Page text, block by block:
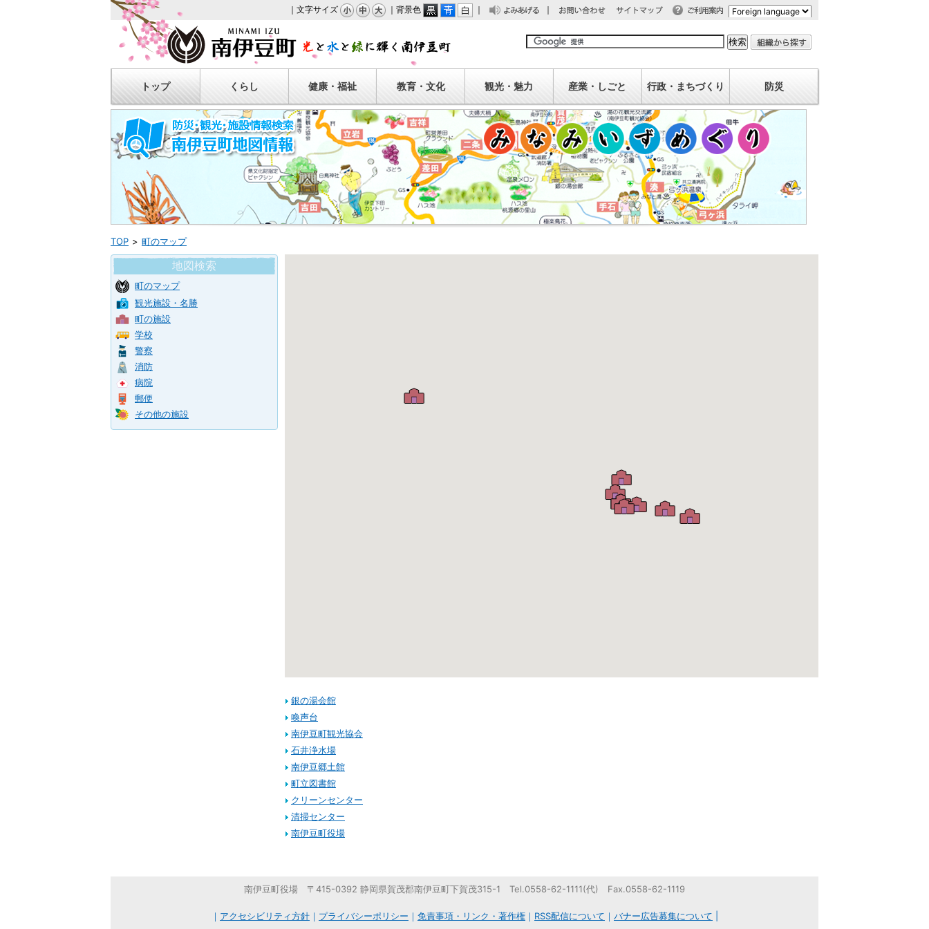
｜文字サイズ ｜背景色
｜
｜
トップ くらし 健康・福祉 教育・文化 観光・魅力 産業・しごと 行政・まちづくり 防災
TOP 町のマップ
銀の湯会館
喚声台
南伊豆町観光協会
石井浄水場
南伊豆郷土館
町立図書館
クリーンセンター
清掃センター
南伊豆町役場
地図検索
町のマップ
観光施設・名勝
町の施設
学校
警察
消防
病院
郵便
その他の施設
南伊豆町役場 〒415-0392 静岡県賀茂郡南伊豆町下賀茂315-1 Tel.0558-62-1111(代) Fax.0558-62-1119
｜ アクセシビリティ方針 ｜ プライバシーポリシー ｜ 免責事項・リンク・著作権 ｜ RSS配信について ｜ バナー広告募集について